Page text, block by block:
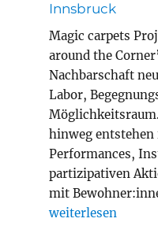
Innsbruck
Magic carpets
around the
Nachbarschaft
Labor,
hinweg
Performances,
partizipativen
mit
„Magic Carpets
weiterlesen